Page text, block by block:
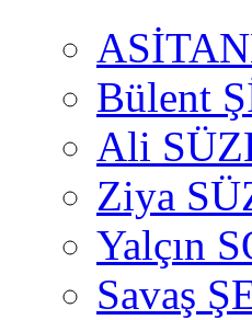
Bülent
Ali
Ziya
Yalçın
Savaş